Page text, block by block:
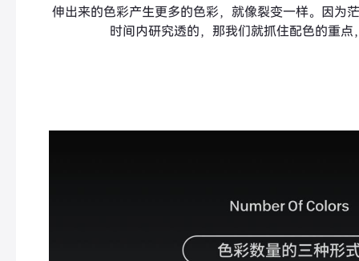
伸出来的色彩产生更多的色彩，就像裂变一样。因为
时间内研究透的，那我们就抓住配色的重点